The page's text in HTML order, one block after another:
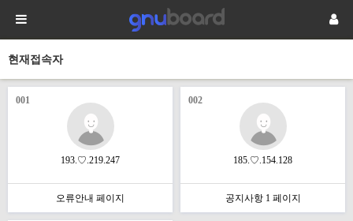
현재접속자
001
193.♡.219.247
오류안내 페이지
002
185.♡.154.128
공지사항 1 페이지